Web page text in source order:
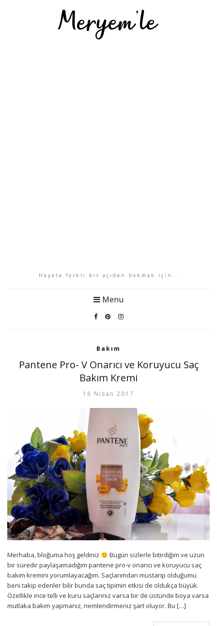
Hayata farklı bir açıdan bakmak için…
Menu
Bakım
Pantene Pro- V Onarıcı ve Koruyucu Saç
Bakım Kremi
16 Nisan 2017
Merhaba, bloğuma hoş geldiniz
Bugün sizlerle bitirdiğim ve uzun
bir süredir paylaşamadığım pantene pro-v onarıcı ve koruyucu saç
bakım kremini yorumlayacağım. Saçlarımdan mustarip olduğumu
beni takip edenler bilir bunda saç tipimin etkisi de oldukça büyük.
Özellikle ince telli ve kuru saçlarınız varsa bir de üstünde boya varsa
mutlaka bakım yapmanız, nemlendirmeniz şart oluyor. Bu […]